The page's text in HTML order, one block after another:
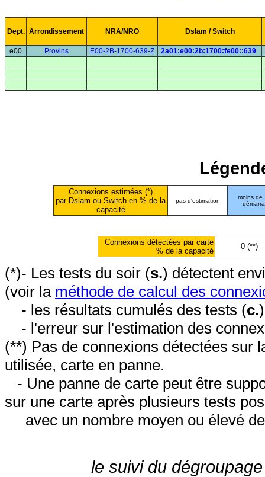
Dept. Arrondissement NRA/NRO Dslam / Switch
e00 Provins E00-2B-1700-639-Z 2a01:e00:2b:1700:fe00::639
Connexions estimées (*)
par Dslam ou Switch en % de la
capacité
pas d'estimation
moins de
Connexions détectées par carte
% de la capacité
0 (**)
(*)- Les tests du soir (s.) détectent
(voir la méthode de calcul des
- les résultats cumulés des tests (c.
- l'erreur sur l'estimation des
(**) Pas de connexions détectées sur
utilisée, carte en panne.
- Une panne de carte peut être
sur une carte après plusieurs tests
avec un nombre moyen ou élevé
le suivi du